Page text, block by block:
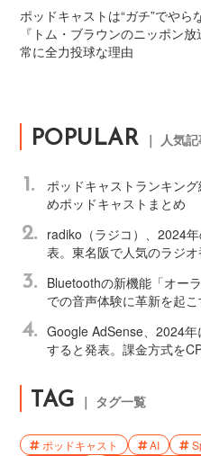
ポッドキャストは“ガチ”でやら
『トム・ブラウンのニッポン
常に全力投球な理由
POPULAR ｜ 人気
1.
ポッドキャストランキン
めポッドキャストまとめ
2.
radiko（ラジコ）、2024
表。東名阪で人気のラジオ
3.
Bluetoothの新機能「オー
での音声体験に革新を起
4. Google AdSense、2024
すると発表。課金方式を
TAG ｜ タグ一覧
ポッドキャスト AI